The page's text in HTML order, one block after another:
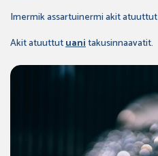
Imermik assartuinermi akit atuuttut
Akit atuuttutuanitakusinnaavatit.